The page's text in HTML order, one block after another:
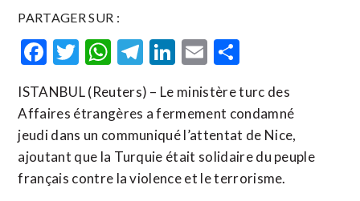
PARTAGER SUR :
Facebook
Twitter
WhatsApp
Telegram
LinkedIn
Email
ISTANBUL (Reuters) – Le ministère turc des
Affaires étrangères a fermement condamné
jeudi dans un communiqué l’attentat de Nice,
ajoutant que la Turquie était solidaire du peuple
français contre la violence et le terrorisme.